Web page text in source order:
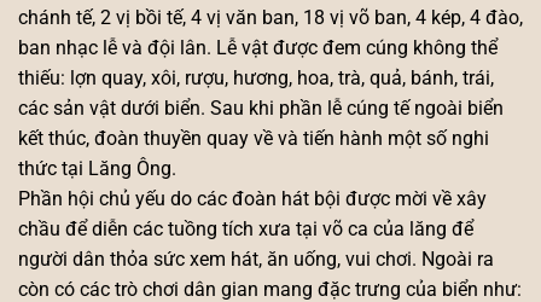
chánh tế, 2 vị bồi tế, 4 vị văn ban, 18 vị võ ban, 4 kép, 4 đào,
ban nhạc lễ và đội lân. Lễ vật được đem cúng không thể
thiếu: lợn quay, xôi, rượu, hương, hoa, trà, quả, bánh, trái,
các sản vật dưới biển. Sau khi phần lễ cúng tế ngoài biển
kết thúc, đoàn thuyền quay về và tiến hành một số nghi
thức tại Lăng Ông.
Phần hội chủ yếu do các đoàn hát bội được mời về xây
chầu để diễn các tuồng tích xưa tại võ ca của lăng để
người dân thỏa sức xem hát, ăn uống, vui chơi. Ngoài ra
còn có các trò chơi dân gian mang đặc trưng của biển như: